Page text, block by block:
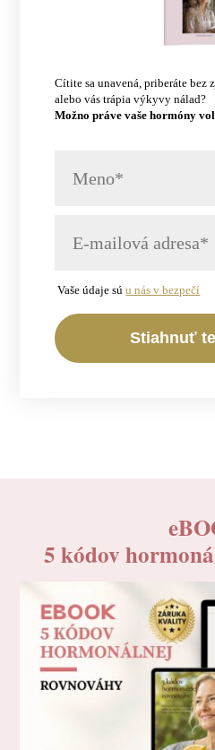
Cítite sa unavená, priberáte bez
alebo vás trápia výkyvy nálad?
Možno práve vaše hormóny
Vaše údaje súu nás v bezpečí
Stiahnuť
5 kódov